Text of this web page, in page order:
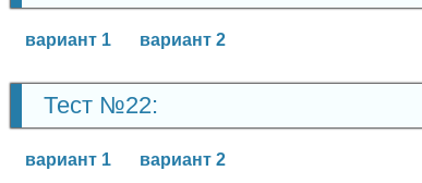
вариант 1 вариант 2
Тест №22:
вариант 1 вариант 2